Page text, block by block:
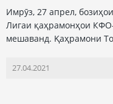
Имрӯз, 27 апрел,
Лигаи қаҳрамонҳои КФО-
мешаванд. Қаҳрамони
27.04.2021